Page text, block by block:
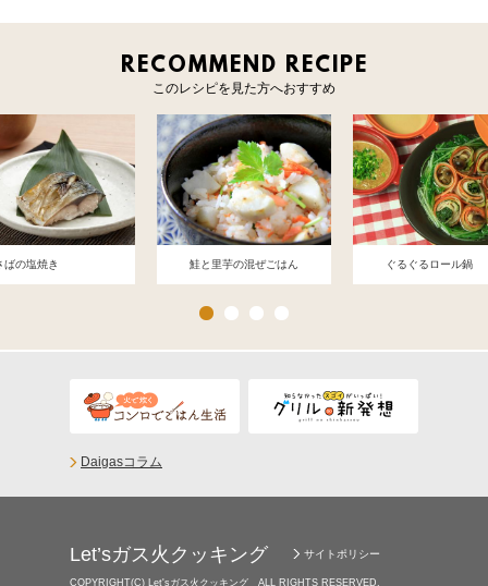
RECOMMEND RECIPE
このレシピを見た方へおすすめ
ばの塩焼き 鮭と里芋の混ぜごはん ぐるぐるロール鍋
Daigasコラム
Let’sガス火クッキング サイトポリシー
COPYRIGHT(C) Let'sガス火クッキング ALL RIGHTS RESERVED.